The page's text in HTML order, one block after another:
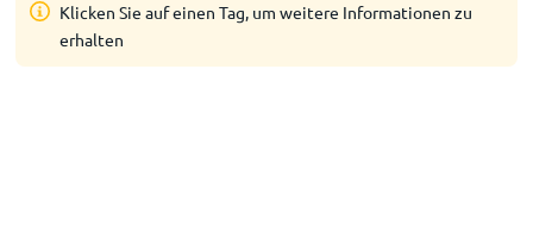
Klicken Sie auf einen Tag, um weitere Informationen zu
erhalten